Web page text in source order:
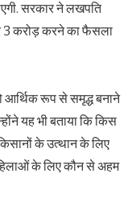
सरकार ने लखपति
3 करोड़ करने का फैसला
आर्थिक रूप से समृद्ध बनाने
यह भी बताया कि किस
के उत्थान के लिए
के लिए कौन से अहम